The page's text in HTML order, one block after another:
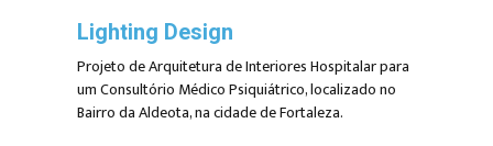
Lighting Design
Projeto de Arquitetura de Interiores Hospitalar para
um Consultório Médico Psiquiátrico, localizado no
Bairro da Aldeota, na cidade de Fortaleza.